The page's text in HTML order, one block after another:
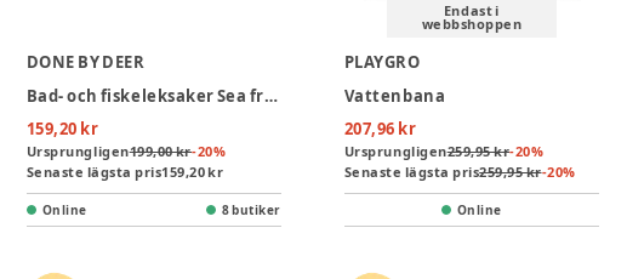
DONE BY DEER
Bad- och fiskeleksaker Sea friends Färgmix
159,20 kr
Ursprungligen199,00 kr-20%
Senaste lägsta pris159,20 kr
Online 8 butiker
Endast i
webbshoppen
PLAYGRO
Vattenbana
207,96 kr
Ursprungligen259,95 kr-20%
Senaste lägsta pris259,95 kr-20%
Online